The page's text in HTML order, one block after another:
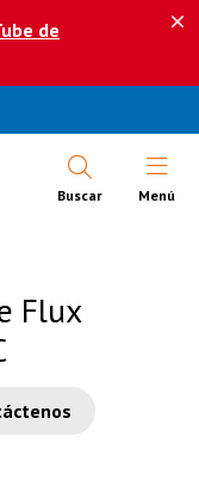
de
Buscar Abrir
Menú
Flux